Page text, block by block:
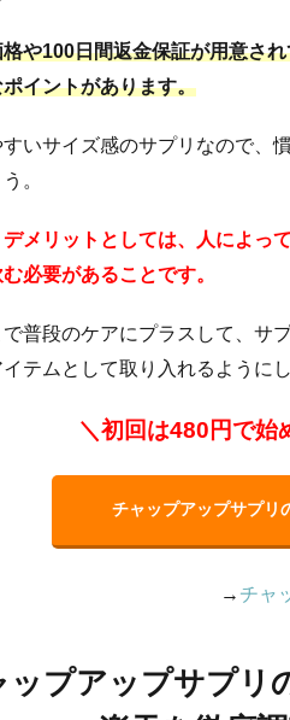
や100日間返金保証が用意さ
イントがあります。
いサイズ感のサプリなので、
。
メリットとしては、人によっ
必要があることです。
で普段のケアにプラスして、サ
テムとして取り入れるようにし
＼初回は480円で始
チャップアップサプリ
→ チャ
ップアップサプリ